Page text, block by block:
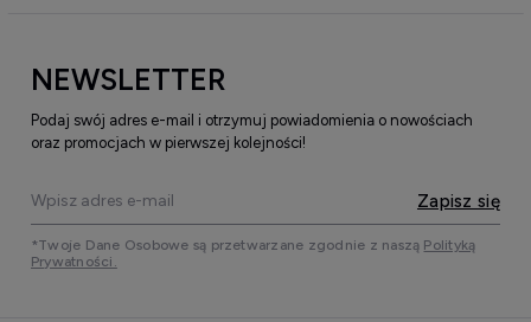
NEWSLETTER
Podaj swój adres e-mail i otrzymuj powiadomienia o nowościach
oraz promocjach w pierwszej kolejności!
Zapisz się
*Twoje Dane Osobowe są przetwarzane zgodnie z naszą Polityką
Prywatności.